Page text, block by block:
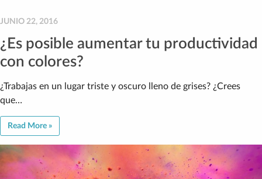
JUNIO 22, 2016
¿Es posible aumentar tu productividad
con colores?
¿Trabajas en un lugar triste y oscuro lleno de grises? ¿Crees
que…
Read More »